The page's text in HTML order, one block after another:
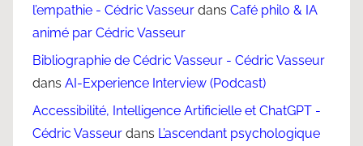
l’empathie - Cédric Vasseur dans Café philo & IA
animé par Cédric Vasseur
Bibliographie de Cédric Vasseur - Cédric Vasseur
dans AI-Experience Interview (Podcast)
Accessibilité, Intelligence Artificielle et ChatGPT -
Cédric Vasseur dans L’ascendant psychologique